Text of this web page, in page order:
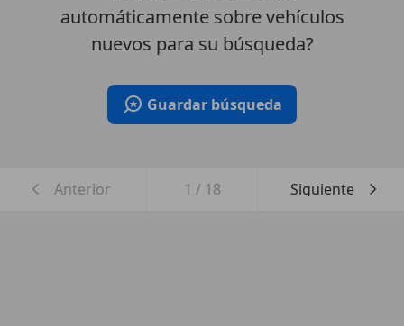
automáticamente sobre vehículos
nuevos para su búsqueda?
Guardar búsqueda
Anterior 1 / 18 Siguiente